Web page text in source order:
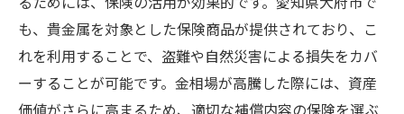
愛知県大府市の金市場に関する専門家のア
ドバイス
愛知県大府市での金の保管と相場情報を活用す
も、貴金属を対象とした保険商品が提供されており、こ
れを利用することで、盗難や自然災害による損失をカバ
ーすることが可能です。金相場が高騰した際には、資産
価値がさらに高まるため、適切な補償内容の保険を選ぶ